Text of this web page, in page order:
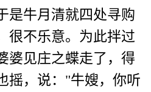
是牛月清就四处寻购
很不乐意。为此拌过
婆见庄之蝶走了，得
摇，说："牛嫂，你听